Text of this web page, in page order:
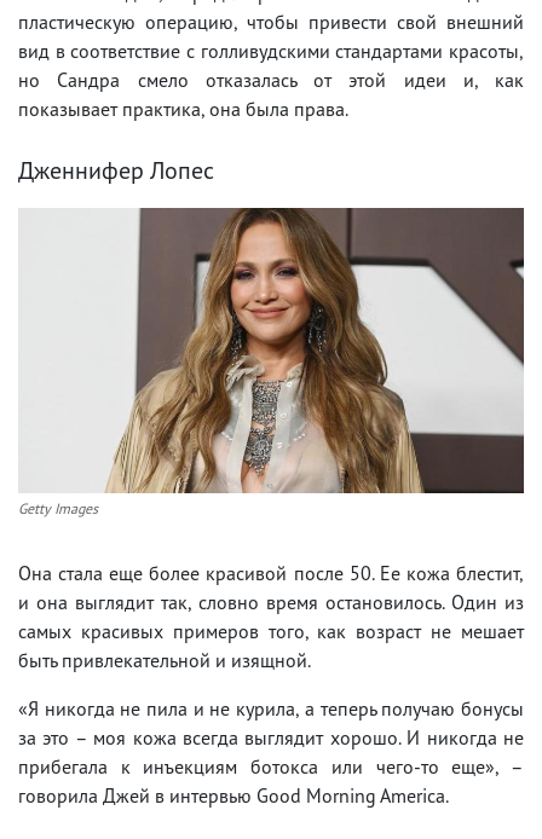
пластическую операцию, чтобы привести свой внешний
вид в соответствие с голливудскими стандартами красоты,
но Сандра смело отказалась от этой идеи и, как
показывает практика, она была права.
Дженнифер Лопес
Getty Images
Она стала еще более красивой после 50. Ее кожа блестит,
и она выглядит так, словно время остановилось. Один из
самых красивых примеров того, как возраст не мешает
быть привлекательной и изящной.
«Я никогда не пила и не курила, а теперь получаю бонусы
за это – моя кожа всегда выглядит хорошо. И никогда не
прибегала к инъекциям ботокса или чего-то еще», –
говорила Джей в интервью Good Morning America.